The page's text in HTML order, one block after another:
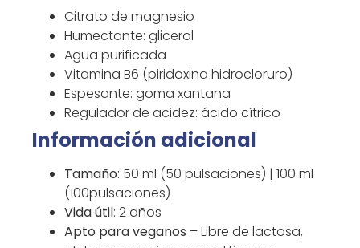
Citrato de magnesio
Humectante: glicerol
Agua purificada
Vitamina B6 (piridoxina hidrocloruro)
Espesante: goma xantana
Regulador de acidez: ácido cítrico
Información adicional
Tamaño: 50 ml (50 pulsaciones) | 100 ml
(100pulsaciones)
Vida útil: 2 años
Apto para veganos – Libre de lactosa,